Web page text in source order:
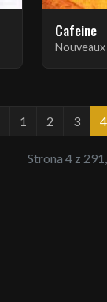
Cafeine
1 2 3 4
Strona 4 z